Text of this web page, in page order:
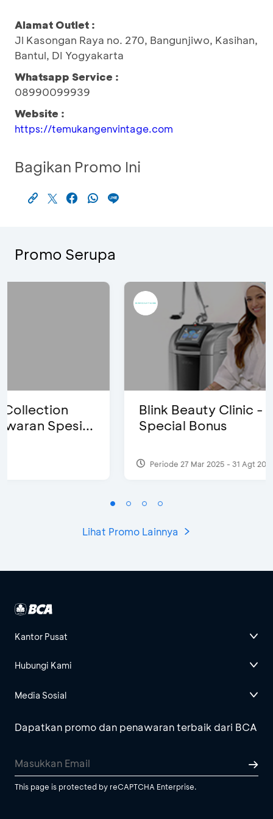
Alamat Outlet :
Jl Kasongan Raya no. 270, Bangunjiwo, Kasihan,
Bantul, DI Yogyakarta
Whatsapp Service :
08990099939
Website :
https://temukangenvintage.com
Bagikan Promo Ini
Promo Serupa
Blink Beauty Clinic - Diskon 25% &
Special Bonus
Periode 27 Mar 2025 - 31 Agt 2026
Lihat Promo Lainnya
Kantor Pusat
Hubungi Kami
Media Sosial
Dapatkan promo dan penawaran terbaik dari BCA
This page is protected by reCAPTCHA Enterprise.